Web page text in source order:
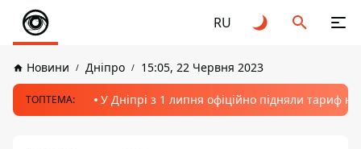
RU
Новини Дніпро 15:05, 22 Червня 2023
ТОПТЕМА: У Дніпрі з 1 липня офіційно підняли тариф